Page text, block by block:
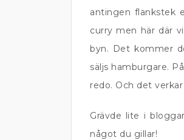
antingen flankstek
curry men här där
byn. Det kommer
säljs hamburgare.
redo. Och det
Grävde lite i
något du gillar!